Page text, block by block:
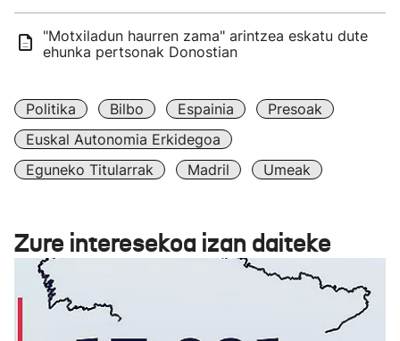
"Motxiladun haurren zama" arintzea eskatu dute
ehunka pertsonak Donostian
Politika Bilbo Espainia
Presoak
Euskal Autonomia Erkidegoa
Eguneko Titularrak
Madril Umeak
Zure interesekoa izan daiteke